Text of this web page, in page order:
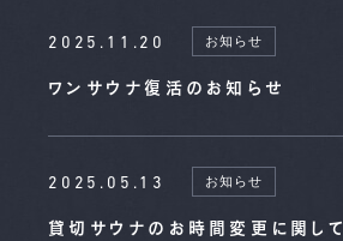
2025.11.20 お知らせ
ワンサウナ復活のお知らせ
2025.05.13 お知らせ
貸切サウナのお時間変更に関して